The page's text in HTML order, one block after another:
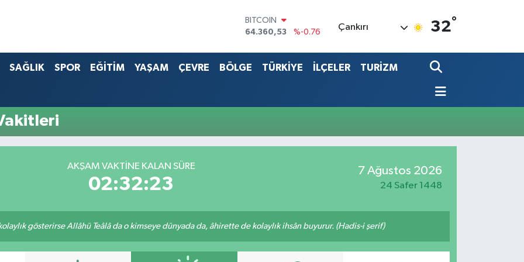
BITCOIN
64.360,53
%-0.76
EURO
BİST100
Çankırı 32°
SAĞLIK SPOR EĞİTİM YAŞAM ÇEVRE BÖLGE TÜRKİYE İLÇELER TURİZM
AKŞAM VAKTİNE KALAN SÜRE
02:32:23
7 Ağustos 2026
24 Safer 1448
gösterirse Allâhü Teâlâ da o kimseye dünyada da, âhirette de kolaylık ihsân buyurur. (Hadis-i şerif)